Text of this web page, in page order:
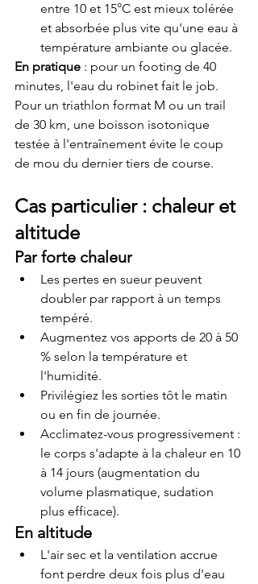
entre 10 et 15°C est mieux tolérée
et absorbée plus vite qu'une eau à
température ambiante ou glacée.
En pratique : pour un footing de 40
minutes, l'eau du robinet fait le job.
Pour un triathlon format M ou un trail
de 30 km, une boisson isotonique
testée à l'entraînement évite le coup
de mou du dernier tiers de course.
Cas particulier : chaleur et
altitude
Par forte chaleur
Les pertes en sueur peuvent
doubler par rapport à un temps
tempéré.
Augmentez vos apports de 20 à 50
% selon la température et
l'humidité.
Privilégiez les sorties tôt le matin
ou en fin de journée.
Acclimatez-vous progressivement :
le corps s'adapte à la chaleur en 10
à 14 jours (augmentation du
volume plasmatique, sudation
plus efficace).
En altitude
L'air sec et la ventilation accrue
font perdre deux fois plus d'eau